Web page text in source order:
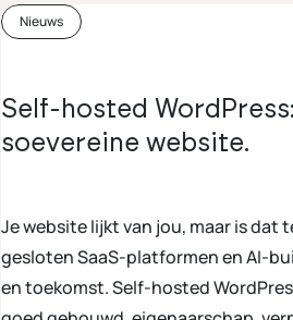
Nieuws
Self-hosted
soevereine website.
Je website lijkt van jou, maar is
gesloten SaaS-platformen en AI-
en toekomst. Self-hosted WordPress op Europese infrastructuur geeft, mits